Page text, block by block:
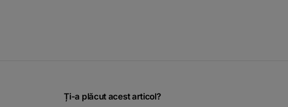
Ți-a plăcut acest articol?